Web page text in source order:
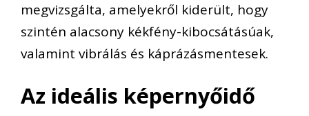
megvizsgálta, amelyekről kiderült, hogy
szintén alacsony kékfény-kibocsátásúak,
valamint vibrálás és káprázásmentesek.
Az ideális képernyőidő